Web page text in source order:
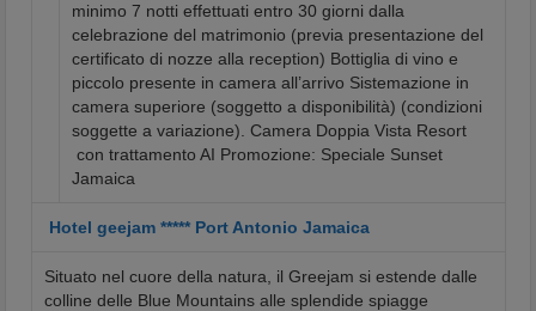
minimo 7 notti effettuati entro 30 giorni dalla
celebrazione del matrimonio (previa presentazione del
certificato di nozze alla reception) Bottiglia di vino e
piccolo presente in camera all’arrivo Sistemazione in
camera superiore (soggetto a disponibilità) (condizioni
soggette a variazione). Camera Doppia Vista Resort
con trattamento AI Promozione: Speciale Sunset
Jamaica
Hotel geejam ***** Port Antonio Jamaica
Situato nel cuore della natura, il Greejam si estende dalle
colline delle Blue Mountains alle splendide spiagge